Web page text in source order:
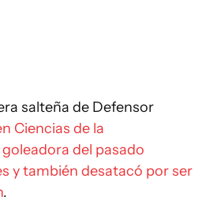
salteña de Defensor
Ciencias de la
del pasado
y también desatacó por ser
.